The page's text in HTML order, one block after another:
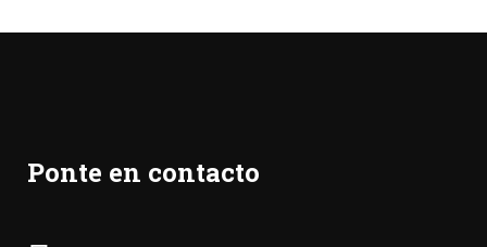
Ponte en contacto